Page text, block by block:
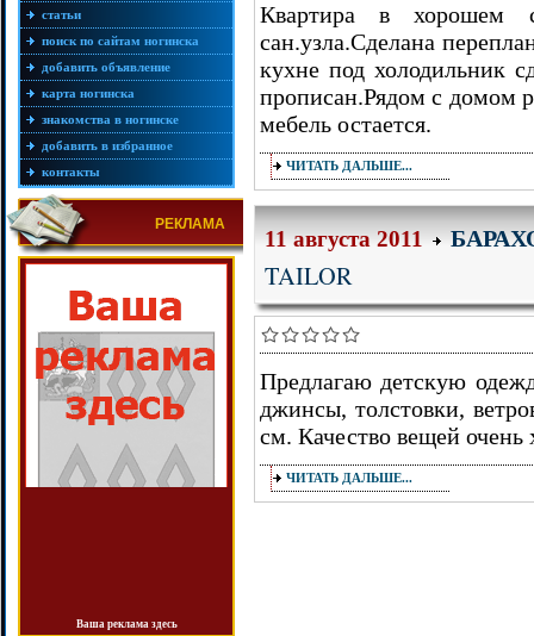
статьи
поиск по сайтам ногинска
добавить объявление
карта ногинска
знакомства в ногинске
добавить в избранное
контакты
РЕКЛАМА
Ваша реклама здесь
Квартира в хорошем
сан.узла.Сделана
кухне под холодильник
прописан.Рядом с домом
мебель остается.
ЧИТАТЬ ДАЛЬШЕ...
11 августа 2011
TAILOR
Предлагаю детскую
джинсы, толстовки,
см. Качество вещей
ЧИТАТЬ ДАЛЬШЕ...